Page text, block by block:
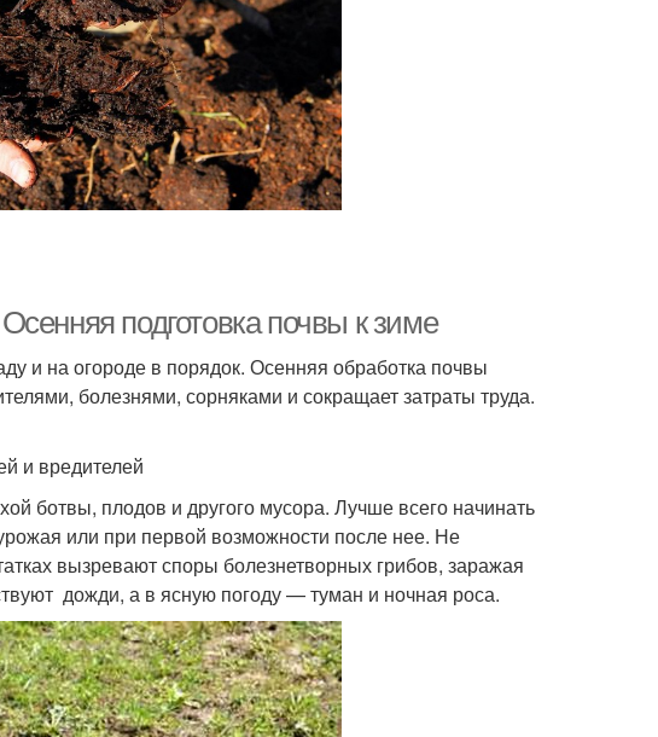
подготовка почвы к зиме
и на огороде в порядок. Осенняя обработка почвы
болезнями, сорняками и сокращает затраты труда.
и вредителей
ботвы, плодов и другого мусора. Лучше всего начинать
или при первой возможности после нее. Не
вызревают споры болезнетворных грибов, заражая
дожди, а в ясную погоду — туман и ночная роса.